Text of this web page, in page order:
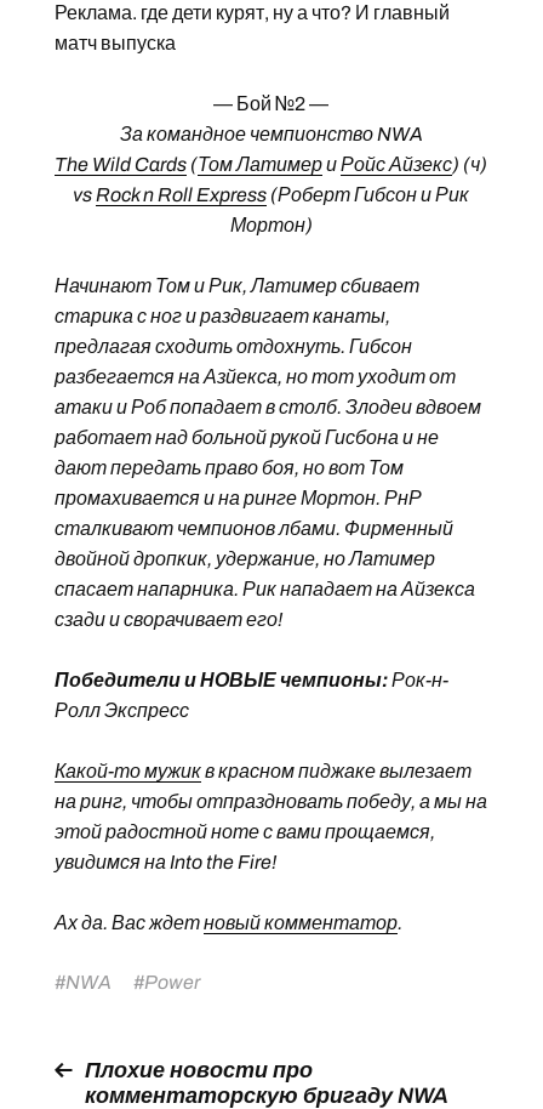
Реклама. где дети курят, ну а что? И главный
матч выпуска
— Бой №2 —
За командное чемпионство NWA
The Wild Cards (Том ЛатимериРойс Айзекс) (ч)
vs Rock n Roll Express (Роберт Гибсон и Рик
Мортон)
Начинают Том и Рик, Латимер сбивает
старика с ног и раздвигает канаты,
предлагая сходить отдохнуть. Гибсон
разбегается на Азйекса, но тот уходит от
атаки и Роб попадает в столб. Злодеи вдвоем
работает над больной рукой Гисбона и не
дают передать право боя, но вот Том
промахивается и на ринге Мортон. РнР
сталкивают чемпионов лбами. Фирменный
двойной дропкик, удержание, но Латимер
спасает напарника. Рик нападает на Айзекса
сзади и сворачивает его!
Победители и НОВЫЕ чемпионы:Рок-н-
Ролл Экспресс
Какой-то мужикв красном пиджаке вылезает
на ринг, чтобы отпраздновать победу, а мы на
этой радостной ноте с вами прощаемся,
увидимся на Into the Fire!
Ах да. Вас ждетновый комментатор.
#NWA #Power
Плохие новости про
комментаторскую бригаду NWA